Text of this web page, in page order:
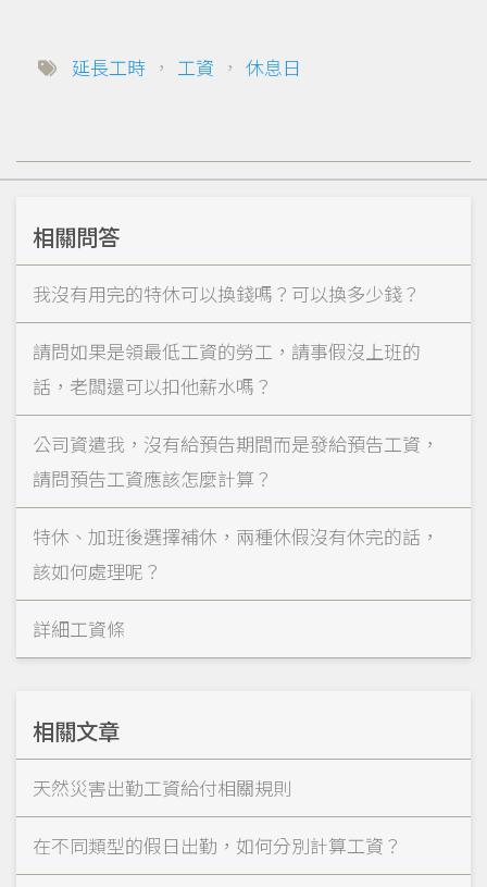
延長工時 ， 工資 ， 休息日
相關問答
我沒有用完的特休可以換錢嗎？可以換多少錢？
請問如果是領最低工資的勞工，請事假沒上班的
話，老闆還可以扣他薪水嗎？
公司資遣我，沒有給預告期間而是發給預告工資，
請問預告工資應該怎麼計算？
特休、加班後選擇補休，兩種休假沒有休完的話，
該如何處理呢？
詳細工資條
相關文章
天然災害出勤工資給付相關規則
在不同類型的假日出勤，如何分別計算工資？